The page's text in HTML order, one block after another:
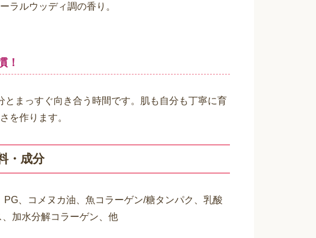
角質層の隅々までじっくり浸透。
を感じる肌へ。